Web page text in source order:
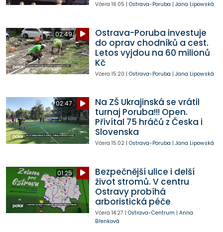
Včera 16:05 | Ostrava-Poruba | Jana Lipowská
02:49
Ostrava-Poruba investuje
do oprav chodníků a cest.
Letos vyjdou na 60 milionů
Kč
Včera 15:20 | Ostrava-Poruba | Jana Lipowská
02:47
Na ZŠ Ukrajinská se vrátil
turnaj Poruba!!! Open.
Přivítal 75 hráčů z Česka i
Slovenska
Včera 15:02| Ostrava-Poruba | Jana Lipowská
01:25
Bezpečnější ulice i delší
život stromů. V centru
Ostravy probíhá
arboristická péče
Včera 14:27 | Ostrava-Centrum | Anna
Břenková